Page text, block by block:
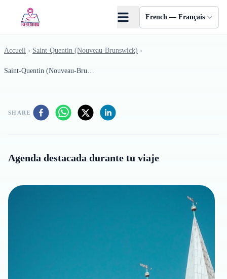
French — Français
Accueil › Saint-Quentin (Nouveau-Brunswick) ›
Saint-Quentin (Nouveau-Brunswick) - 10
SHARE
Agenda destacada durante tu viaje